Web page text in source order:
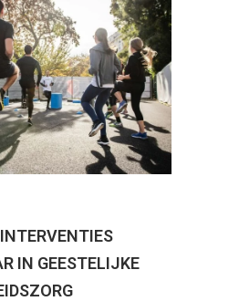
IN GEESTELIJKE